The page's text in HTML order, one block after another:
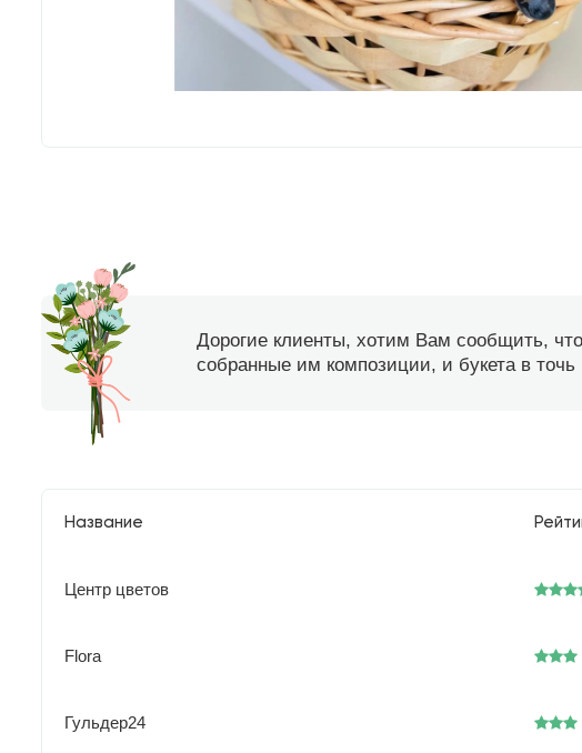
Дорогие клиенты, хотим Вам сообщить,
собранные им композиции, и букета в
Название
Центр цветов
Flora
Гульдер24